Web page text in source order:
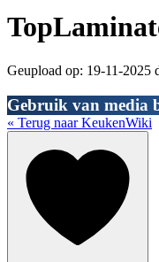
Geupload op: 19-11-2025
Gebruik van media
« Terug naar KeukenWiki